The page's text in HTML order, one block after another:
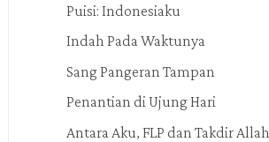
Puisi: Indonesiaku
Indah Pada Waktunya
Sang Pangeran Tampan
Penantian di Ujung Hari
Antara Aku, FLP dan Takdir Allah